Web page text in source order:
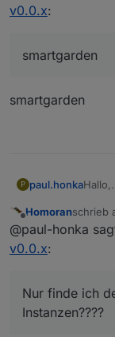
v0.0.x:
smartgarden
smartgarden
P paul.honkaHallo,
In
Beste
Offline
Homoranschrieb
zuletzt
@paul-honka
v0.0.x:
Nur finde ich
Instanzen????